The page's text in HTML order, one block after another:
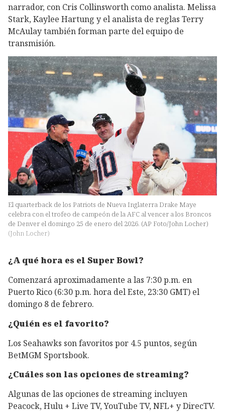
narrador, con Cris Collinsworth como analista. Melissa
Stark, Kaylee Hartung y el analista de reglas Terry
McAulay también forman parte del equipo de
transmisión.
El quarterback de los Patriots de Nueva Inglaterra Drake Maye
celebra con el trofeo de campeón de la AFC al vencer a los Broncos
de Denver el domingo 25 de enero del 2026. (AP Foto/John Locher)
(John Locher)
¿A qué hora es el Super Bowl?
Comenzará aproximadamente a las 7:30 p.m. en
Puerto Rico (6:30 p.m. hora del Este, 23:30 GMT) el
domingo 8 de febrero.
¿Quién es el favorito?
Los Seahawks son favoritos por 4.5 puntos, según
BetMGM Sportsbook.
¿Cuáles son las opciones de streaming?
Algunas de las opciones de streaming incluyen
Peacock, Hulu + Live TV, YouTube TV, NFL+ y DirecTV.